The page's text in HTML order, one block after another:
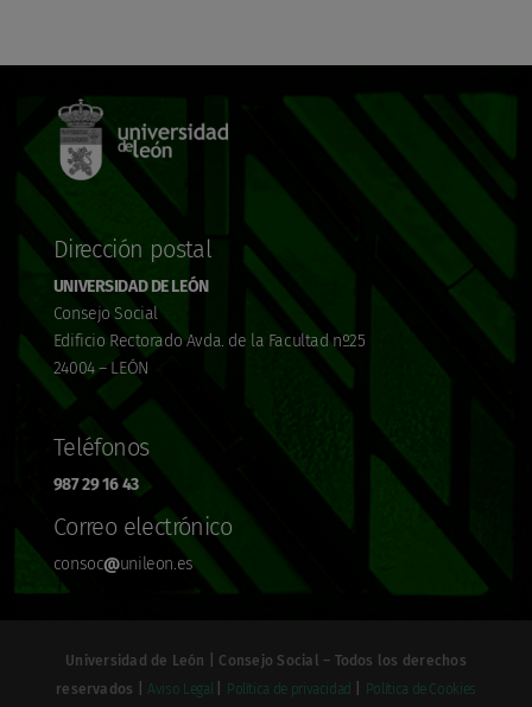
Dirección postal
UNIVERSIDAD DE LEÓN
Consejo Social
Edificio Rectorado Avda. de la Facultad nº25
24004 – LEÓN
Teléfonos
987 29 16 43
Correo electrónico
consoc@unileon.es
Universidad de León | Consejo Social – Todos los derechos
reservados |Aviso Legal| Política de privacidad Política de Cookies